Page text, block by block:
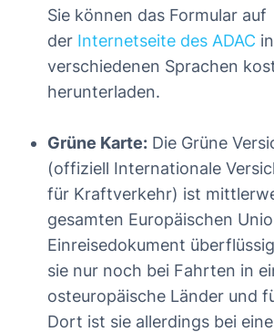
Sie können das Formular auf
der Internetseite des ADAC
verschiedenen Sprachen
herunterladen.
Grüne Karte: Die Grüne
(offiziell Internationale
für Kraftverkehr) ist
gesamten Europäischen
Einreisedokument
sie nur noch bei Fahrten in
osteuropäische Länder und
Dort ist sie allerdings bei